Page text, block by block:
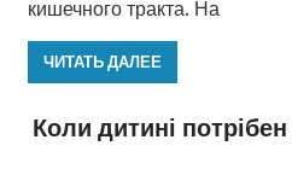
кишечного тракта. На
ЧИТАТЬ ДАЛЕЕ
Коли дитині потрібен